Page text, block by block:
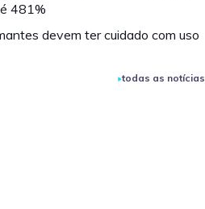
481%
devem ter cuidado com uso
todas as notícias